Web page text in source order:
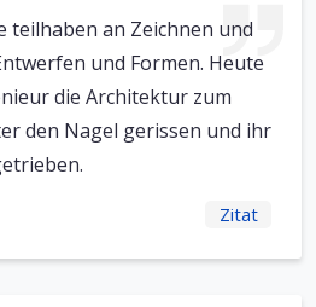
teilhaben an Zeichnen und
und Formen. Heute
die Architektur zum
den Nagel gerissen und ihr
Zitat